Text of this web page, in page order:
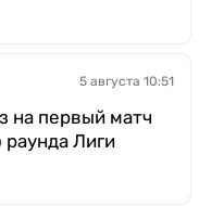
5 августа 10:51
на первый матч
раунда Лиги